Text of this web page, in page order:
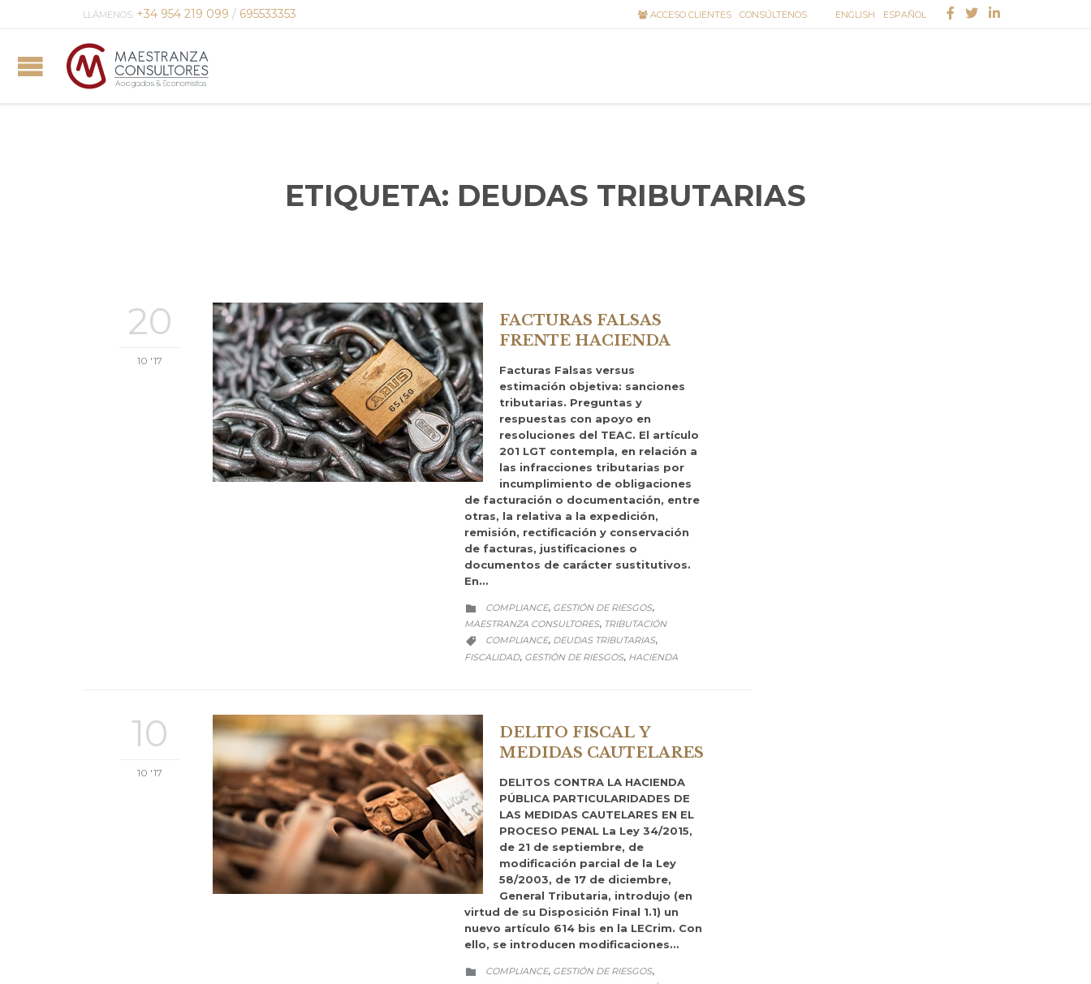
LLÁMENOS: +34 954 219 099 / 695533353 ENGLISH ESPAÑOL
ACCESO CLIENTES CONSÚLTENOS
ETIQUETA: DEUDAS TRIBUTARIAS
20
10 '17
FACTURAS FALSAS
FRENTE HACIENDA
Facturas Falsas versus
estimación objetiva: sanciones
tributarias. Preguntas y
respuestas con apoyo en
resoluciones del TEAC. El artículo
201 LGT contempla, en relación a
las infracciones tributarias por
incumplimiento de obligaciones
de facturación o documentación, entre
otras, la relativa a la expedición,
remisión, rectificación y conservación
de facturas, justificaciones o
documentos de carácter sustitutivos.
En…
 CATEGORY
COMPLIANCE, GESTIÓN DE RIESGOS,
MAESTRANZA CONSULTORES, TRIBUTACIÓN
 CATEGORY
COMPLIANCE, DEUDAS TRIBUTARIAS,
FISCALIDAD, GESTIÓN DE RIESGOS, HACIENDA
10
10 '17
DELITO FISCAL Y
MEDIDAS CAUTELARES
DELITOS CONTRA LA HACIENDA
PÚBLICA PARTICULARIDADES DE
LAS MEDIDAS CAUTELARES EN EL
PROCESO PENAL La Ley 34/2015,
de 21 de septiembre, de
modificación parcial de la Ley
58/2003, de 17 de diciembre,
General Tributaria, introdujo (en
virtud de su Disposición Final 1.1) un
nuevo artículo 614 bis en la LECrim. Con
ello, se introducen modificaciones…
 CATEGORY
COMPLIANCE, GESTIÓN DE RIESGOS,